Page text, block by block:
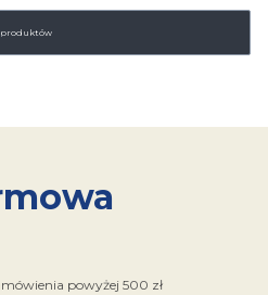
produktów
powyżej 500 zł